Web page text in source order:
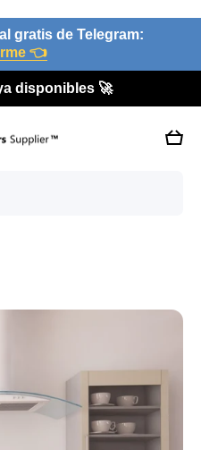
gratis de Telegram:
👈
disponibles 🚀